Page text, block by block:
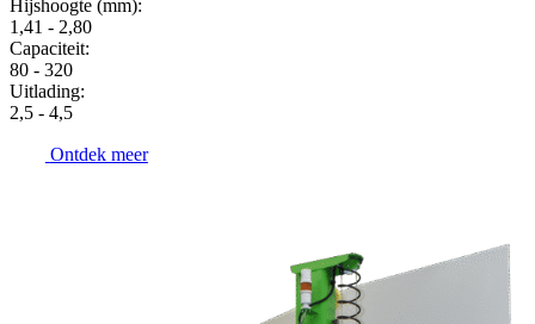
Hijshoogte (mm):
1,41 - 2,80
Capaciteit:
80 - 320
Uitlading:
2,5 - 4,5
Ontdek meer